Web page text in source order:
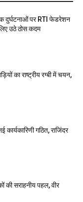
दुर्घटनाओं पर RTI फेडरेशन
उठे ठोस कदम
का राष्ट्रीय रग्बी में चयन,
कार्यकारिणी गठित, राजिंदर
की सराहनीय पहल, वीर